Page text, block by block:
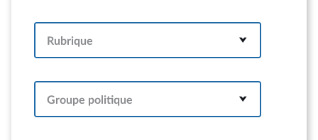
Rubrique
Groupe politique